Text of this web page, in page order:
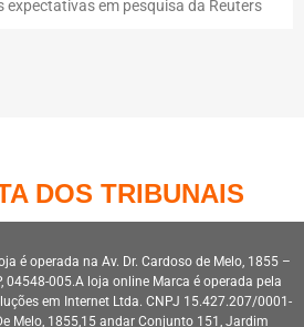
expectativas em pesquisa da Reuters
DOS TRIBUNAIS
é operada na Av. Dr. Cardoso de Melo, 1855 –
04548-005.A loja online Marca é operada pela
em Internet Ltda. CNPJ 15.427.207/0001-
Melo, 1855,15 andar Conjunto 151, Jardim